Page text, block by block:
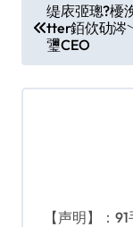
章
导
航
缇庡弬璁?櫌
tter銆佽劯涔
瓕CEO
【声明】：